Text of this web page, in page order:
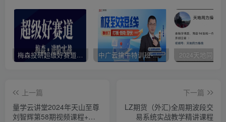
梅森投研超级好赛道进阶实战2022 中广云擒牛特训班-曹彬彬公开课
上一篇
量学云讲堂2024年天山至尊
刘智辉第58期视频课程+第
下一篇
LZ期货（外汇)全周期波段交
易系统实战教学精讲课程